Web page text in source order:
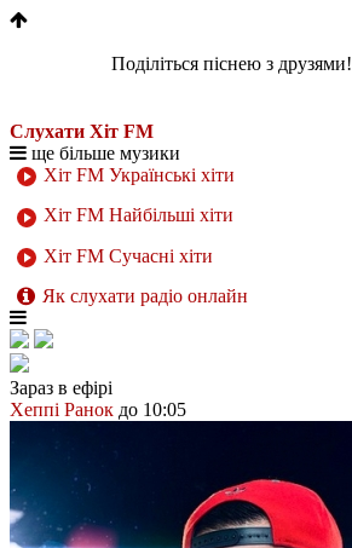
Поділіться піснею з друзями!
Слухати Хіт FM
ще більше музики
Хіт FM Українські хіти
Хіт FM Найбільші хіти
Хіт FM Сучасні хіти
Як слухати радіо онлайн
Зараз в ефірі
Хеппі Ранок до 10:05